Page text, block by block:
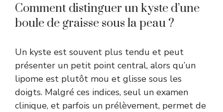
Comment distinguer un kyste d’une
boule de graisse sous la peau ?
Un kyste est souvent plus tendu et peut
présenter un petit point central, alors qu’un
lipome est plutôt mou et glisse sous les
doigts. Malgré ces indices, seul un examen
clinique, et parfois un prélèvement, permet de